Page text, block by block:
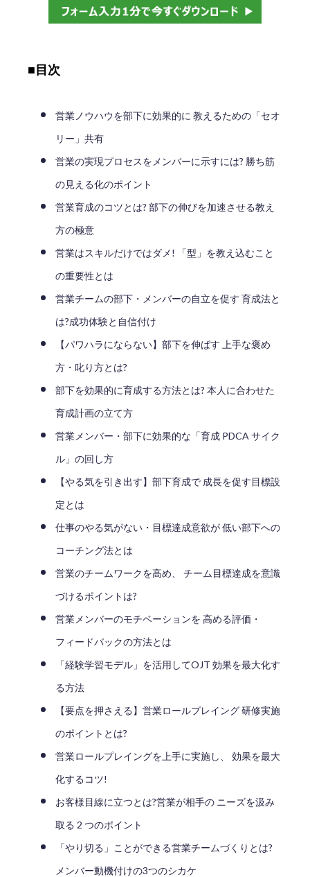
■目次
営業ノウハウを部下に効果的に 教えるための「セオ
リー」共有
営業の実現プロセスをメンバーに示すには? 勝ち筋
の見える化のポイント
営業育成のコツとは? 部下の伸びを加速させる教え
方の極意
営業はスキルだけではダメ! 「型」を教え込むこと
の重要性とは
営業チームの部下・メンバーの自立を促す 育成法と
は?成功体験と自信付け
【パワハラにならない】部下を伸ばす 上手な褒め
方・叱り方とは?
部下を効果的に育成する方法とは? 本人に合わせた
育成計画の立て方
営業メンバー・部下に効果的な「育成 PDCA サイク
ル」の回し方
【やる気を引き出す】部下育成で 成長を促す目標設
定とは
仕事のやる気がない・目標達成意欲が 低い部下への
コーチング法とは
営業のチームワークを高め、 チーム目標達成を意識
づけるポイントは?
営業メンバーのモチベーションを 高める評価・
フィードバックの方法とは
「経験学習モデル」を活用してOJT 効果を最大化す
る方法
【要点を押さえる】営業ロールプレイング 研修実施
のポイントとは?
営業ロールプレイングを上手に実施し、 効果を最大
化するコツ!
お客様目線に立つとは?営業が相手の ニーズを汲み
取る 2 つのポイント
「やり切る」ことができる営業チームづくりとは?
メンバー動機付けの3つのシカケ